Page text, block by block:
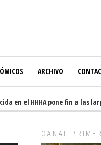
ARCHIVO
el HHHA pone fin a las
CANAL